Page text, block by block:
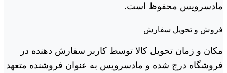
مادسرویس محفوظ است.
فروش و تحویل سفارش
مکان و زمان تحویل کالا توسط کاربر سفارش دهنده در
فروشگاه درج شده و مادسرویس به عنوان فروشنده متعهد